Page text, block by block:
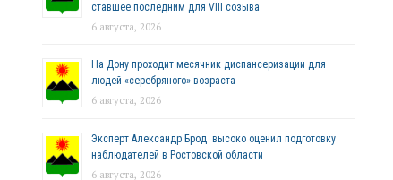
ставшее последним для VIII созыва
6 августа, 2026
На Дону проходит месячник диспансеризации для
людей «серебряного» возраста
6 августа, 2026
Эксперт Александр Брод высоко оценил подготовку
наблюдателей в Ростовской области
6 августа, 2026